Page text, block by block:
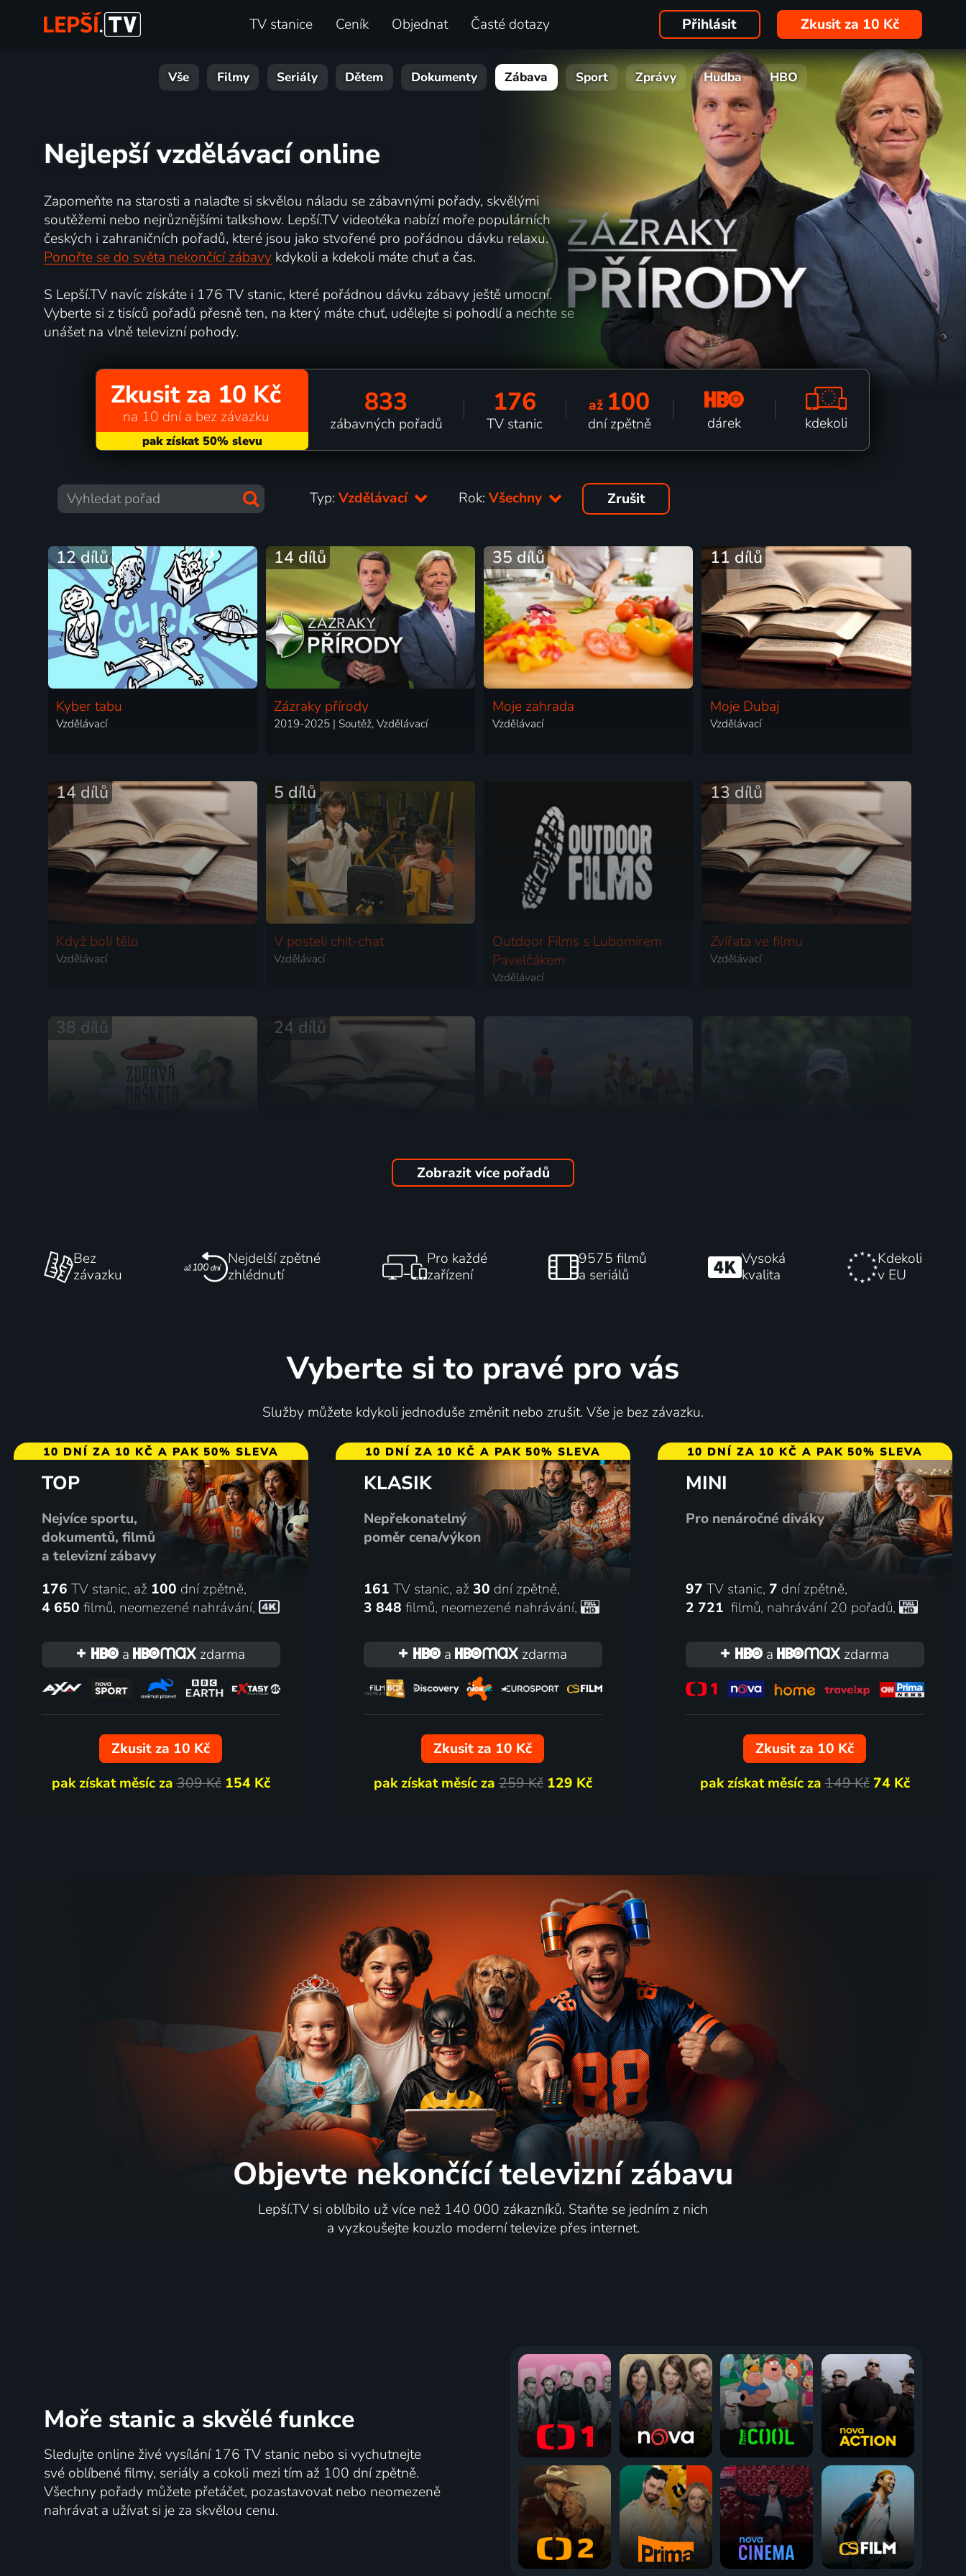
TV stanice Ceník Objednat Časté dotazy Přihlásit Zkusit za 10 Kč
Vše Filmy Seriály Dětem Dokumenty Zábava Sport Zprávy Hudba HBO
Nejlepší vzdělávací online
Zapomeňte na starosti a nalaďte si skvělou náladu se zábavnými pořady, skvělými
soutěžemi nebo nejrůznějšími talkshow. Lepší.TV videotéka nabízí moře populárních
českých i zahraničních pořadů, které jsou jako stvořené pro pořádnou dávku relaxu.
Ponořte se do světa nekončící zábavykdykoli a kdekoli máte chuť a čas.
S Lepší.TV navíc získáte i 176 TV stanic, které pořádnou dávku zábavy ještě umocní.
Vyberte si z tisíců pořadů přesně ten, na který máte chuť, udělejte si pohodlí a nechte se
unášet na vlně televizní pohody.
Zkusit za 10 Kč
na 10 dní a bez závazku 833
zábavných pořadů
176
TV stanic
až 100
dní zpětně dárek kdekoli
Typ:Vzdělávací Rok:Všechny Zrušit
12 dílů
Kyber tabu
Vzdělávací
14 dílů
Zázraky přírody
2019-2025 | Soutěž, Vzdělávací
35 dílů
Moje zahrada
Vzdělávací
11 dílů
Moje Dubaj
Vzdělávací
14 dílů
Když bolí tělo
Vzdělávací
5 dílů
V posteli chit-chat
Vzdělávací
Outdoor Films s Lubomírem
Pavelčákem
Vzdělávací
13 dílů
Zvířata ve filmu
Vzdělávací
38 dílů 24 dílů
Outdoor Films s Janem
Vzdělávací
Borůvkobraní
Outdoor Films s Markétou
Vzdělávací Vzdělávací
Outdoor Films s Michaelou
Sládkovou
Vzdělávací
Outdoor Films s MUDr.
Tomášem Kempným
Vzdělávací
Zobrazit více pořadů
Bez
závazku
Nejdelší zpětné
zhlédnutí
Pro každé
zařízení
9575 filmů
a seriálů
Vysoká
kvalita
Kdekoli
v EU
Vyberte si to pravé pro vás
Služby můžete kdykoli jednoduše změnit nebo zrušit. Vše je bez závazku.
10 DNÍ ZA 10 KČ A PAK 50% SLEVA
TOP
Nejvíce sportu,
dokumentů, filmů
a televizní zábavy
176 TV stanic, až 100 dní zpětně,
4 650 filmů, neomezené nahrávání,
a zdarma
Zkusit za 10 Kč
pak získat měsíc za309 Kč 154 Kč
10 DNÍ ZA 10 KČ A PAK 50% SLEVA
KLASIK
Nepřekonatelný
poměr cena/výkon
161 TV stanic, až 30 dní zpětně,
3 848 filmů, neomezené nahrávání,
a zdarma
Zkusit za 10 Kč
pak získat měsíc za259 Kč 129 Kč
10 DNÍ ZA 10 KČ A PAK 50% SLEVA
MINI
Pro nenáročné diváky
97 TV stanic, 7 dní zpětně,
2 721 filmů, nahrávání 20 pořadů,
a zdarma
Zkusit za 10 Kč
pak získat měsíc za149 Kč 74 Kč
Objevte nekončící televizní zábavu
Lepší.TV si oblíbilo už více než 140 000 zákazníků. Staňte se jedním z nich
a vyzkoušejte kouzlo moderní televize přes internet.
Moře stanic a skvělé funkce
Sledujte online živé vysílání 176 TV stanic nebo si vychutnejte
své oblíbené filmy, seriály a cokoli mezi tím až 100 dní zpětně.
Všechny pořady můžete přetáčet, pozastavovat nebo neomezeně
nahrávat a užívat si je za skvělou cenu.